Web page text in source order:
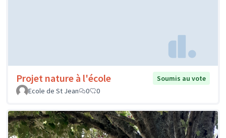
Projet nature à l'école
Soumis au vote
Ecole de St Jean
0 0